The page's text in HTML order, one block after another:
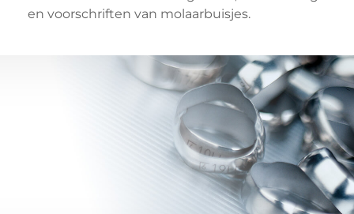
en voorschriften van molaarbuisjes.